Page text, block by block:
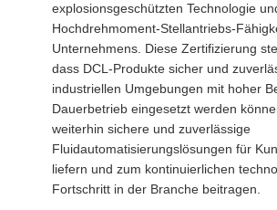
explosionsgeschützten Technologie
Hochdrehmoment-Stellantriebs-
Unternehmens. Diese Zertifizierung
dass DCL-Produkte sicher und
industriellen Umgebungen mit hoher
Dauerbetrieb eingesetzt werden
weiterhin sichere und zuverlässige
Fluidautomatisierungslösungen für
liefern und zum kontinuierlichen
Fortschritt in der Branche beitragen.